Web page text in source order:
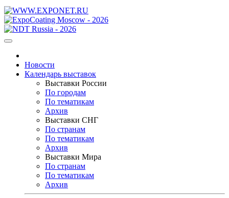
Новости
Календарь выставок
Выставки России
По городам
По тематикам
Архив
Выставки СНГ
По странам
По тематикам
Архив
Выставки Мира
По странам
По тематикам
Архив